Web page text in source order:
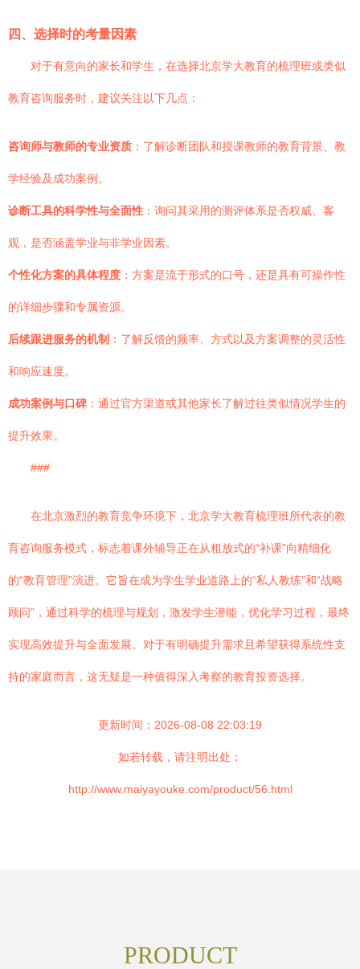
四、选择时的考量因素
对于有意向的家长和学生，在选择北京学大教育的梳理班或类似
教育咨询服务时，建议关注以下几点：
咨询师与教师的专业资质 ：了解诊断团队和授课教师的教育背景、教
学经验及成功案例。
诊断工具的科学性与全面性 ：询问其采用的测评体系是否权威、客
观，是否涵盖学业与非学业因素。
个性化方案的具体程度 ：方案是流于形式的口号，还是具有可操作性
的详细步骤和专属资源。
后续跟进服务的机制 ：了解反馈的频率、方式以及方案调整的灵活性
和响应速度。
成功案例与口碑 ：通过官方渠道或其他家长了解过往类似情况学生的
提升效果。
###
在北京激烈的教育竞争环境下，北京学大教育梳理班所代表的教
育咨询服务模式，标志着课外辅导正在从粗放式的“补课”向精细化
的“教育管理”演进。它旨在成为学生学业道路上的“私人教练”和“战略
顾问”，通过科学的梳理与规划，激发学生潜能，优化学习过程，最终
实现高效提升与全面发展。对于有明确提升需求且希望获得系统性支
持的家庭而言，这无疑是一种值得深入考察的教育投资选择。
更新时间：2026-08-08 22:03:19
如若转载，请注明出处：
http://www.maiyayouke.com/product/56.html
PRODUCT